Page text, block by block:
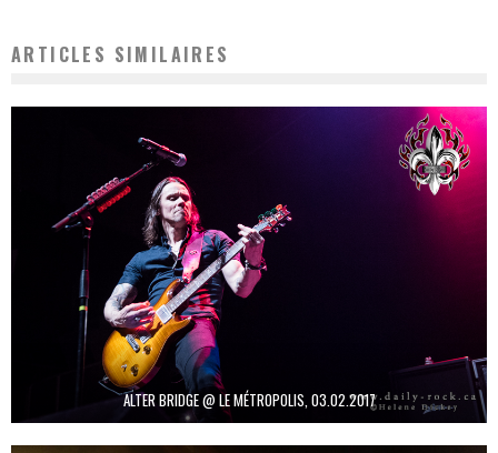
ARTICLES SIMILAIRES
ALTER BRIDGE @ LE MÉTROPOLIS, 03.02.2017